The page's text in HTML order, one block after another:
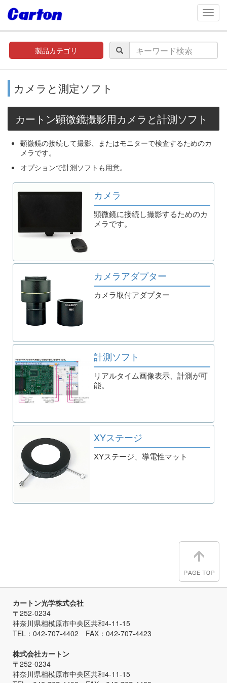
製品カテゴリ
カメラと測定ソフト
カートン顕微鏡撮影用カメラと計測ソフト
顕微鏡の接続して撮影、またはモニターで検査するためのカ
メラです。
オプションで計測ソフトも用意。
カメラ
顕微鏡に接続し撮影するためのカ
メラです。
カメラアダプター
カメラ取付アダプター
計測ソフト
リアルタイム画像表示、計測が可
能。
XYステージ
XYステージ、導電性マット
カートン光学株式会社
〒252-0234
神奈川県相模原市中央区共和4-11-15
TEL：042-707-4402 FAX：042-707-4423
株式会社カートン
〒252-0234
神奈川県相模原市中央区共和4-11-15